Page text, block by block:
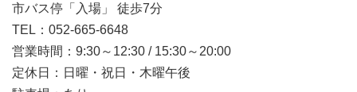
市バス停「入場」 徒歩7分
TEL：052-665-6648
営業時間：9:30～12:30 / 15:30～20:00
定休日：日曜・祝日・木曜午後